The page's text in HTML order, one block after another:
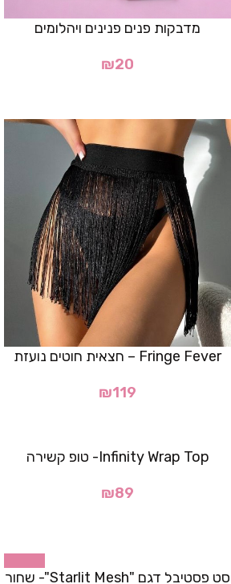
מדבקות פנים פנינים ויהלומים
₪20
Fringe Fever – חצאית חוטים נועזת
₪119
Infinity Wrap Top- טופ קשירה
₪89
-38% סט פסטיבל דגם "Starlit Mesh"- שחור